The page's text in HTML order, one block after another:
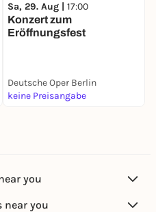
Sa, 29. Aug | 17:00
Konzert zum
Eröffnungsfest
Deutsche Oper Berlin
keine Preisangabe
you
near you